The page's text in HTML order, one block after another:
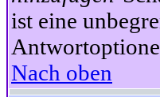
ist eine
Nach oben